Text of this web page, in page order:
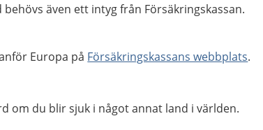
även ett intyg från Försäkringskassan.
Europa på Försäkringskassans webbplats.
om du blir sjuk i något annat land i världen.